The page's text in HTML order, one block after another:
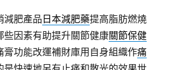
減肥產品 日本減肥藥提高脂肪燃燒
些因素有助提升關節健康關節保健
膏功能改運補財庫用自身組織作痛